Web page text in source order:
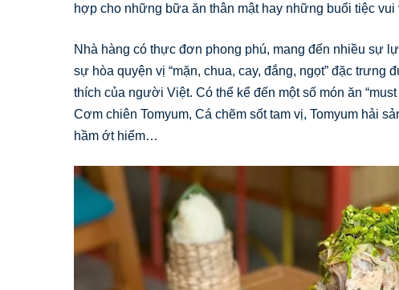
hợp cho những bữa ăn thân mật hay những buổi tiệc
Nhà hàng có thực đơn phong phú, mang đến nhiều sự
sự hòa quyện vị “mặn, chua, cay, đắng, ngọt” đặc
thích của người Việt. Có thể kể đến một số món ăn
Cơm chiên Tomyum, Cá chẽm sốt tam vị, Tomyum hải
hầm ớt hiểm…